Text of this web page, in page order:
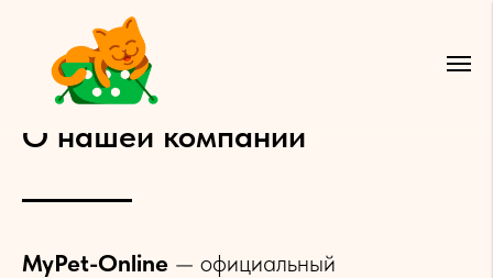
О нашей компании
MyPet-Online — официальный